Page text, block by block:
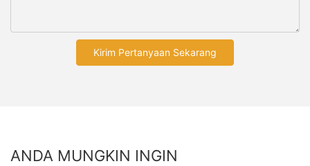
Kirim Pertanyaan Sekarang
ANDA MUNGKIN INGIN